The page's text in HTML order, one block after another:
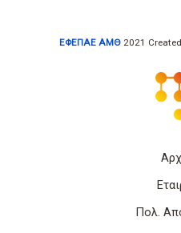
ΕΦΕΠΑΕ ΑΜΘ 2021
Πολ.